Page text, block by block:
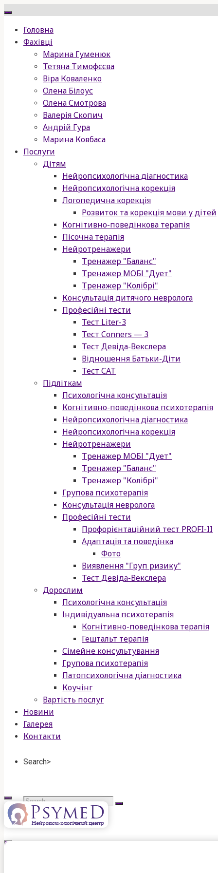
Skip
contentГоловна
Фахівці
Марина Гуменюк
Тетяна Тимофєєва
Віра Коваленко
Олена Білоус
Олена Смотрова
Валерія Скопич
Андрій Гура
Марина Ковбаса
Послуги
Дітям
Нейропсихологічна діагностика
Нейропсихологічна корекція
Логопедична корекція
Розвиток та корекція мови у дітей
Когнітивно-поведінкова терапія
Пісочна терапія
Нейротренажери
Тренажер "Баланс"
Тренажер МОБІ "Дует"
Тренажер "Колібрі"
Консультація дитячого невролога
Професійні тести
Тест Liter-3
Тест Conners — 3
Тест Девіда-Векслера
Відношення Батьки-Діти
Тест САТ
Підліткам
Психологічна консультація
Когнітивно-поведінкова психотерапія
Нейропсихологічна діагностика
Нейропсихологічна корекція
Нейротренажери
Тренажер МОБІ "Дует"
Тренажер "Баланс"
Тренажер "Колібрі"
Групова психотерапія
Консультація невролога
Професійні тести
Профорієнтаційний тест PROFI-II
Адаптація та поведінка
Фото
Виявлення "Груп ризику"
Тест Девіда-Векслера
Дорослим
Психологічна консультація
Індивідуальна психотерапія
Когнітивно-поведінкова терапія
Гештальт терапія
Сімейне консультування
Групова психотерапія
Патопсихологічна діагностика
Коучінг
Вартість послуг
Новини
Галерея
Контакти
Search>
Search
for:
psymed